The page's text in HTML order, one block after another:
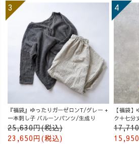
『福袋』ゆったりガーゼロンT/グレー +
一本刺し子 バルーンパンツ/生成り
25,630円(税込)
23,650円(税込)
【福袋
ク＋七分
ー